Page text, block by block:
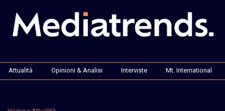
Attualità Opinioni & Analisi Interviste Mt. International